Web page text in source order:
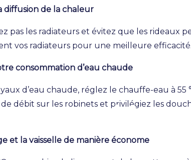
diffusion de la chaleur
pas les radiateurs et évitez que les rideaux
vos radiateurs pour une meilleure
consommation d’eau chaude
d’eau chaude, réglez le chauffe-eau à 55
débit sur les robinets et privilégiez les
et la vaisselle de manière économe